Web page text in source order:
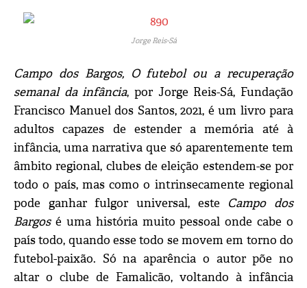
Jorge Reis-Sá
Campo dos Bargos, O futebol ou a recuperação
semanal da infância, por Jorge Reis-Sá, Fundação
Francisco Manuel dos Santos, 2021, é um livro para
adultos capazes de estender a memória até à
infância, uma narrativa que só aparentemente tem
âmbito regional, clubes de eleição estendem-se por
todo o país, mas como o intrinsecamente regional
pode ganhar fulgor universal, este Campo dos
Bargosé uma história muito pessoal onde cabe o
país todo, quando esse todo se movem em torno do
futebol-paixão. Só na aparência o autor põe no
altar o clube de Famalicão, voltando à infância